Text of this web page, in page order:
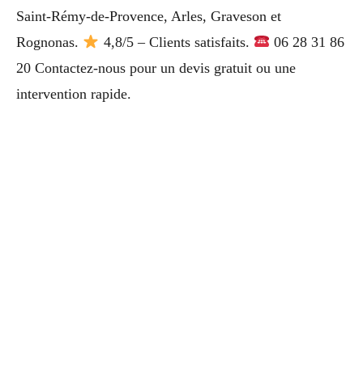
Saint-Rémy-de-Provence, Arles, Graveson et
Rognonas.
4,8/5 – Clients satisfaits.
06 28 31 86
20 Contactez-nous pour un devis gratuit ou une
intervention rapide.